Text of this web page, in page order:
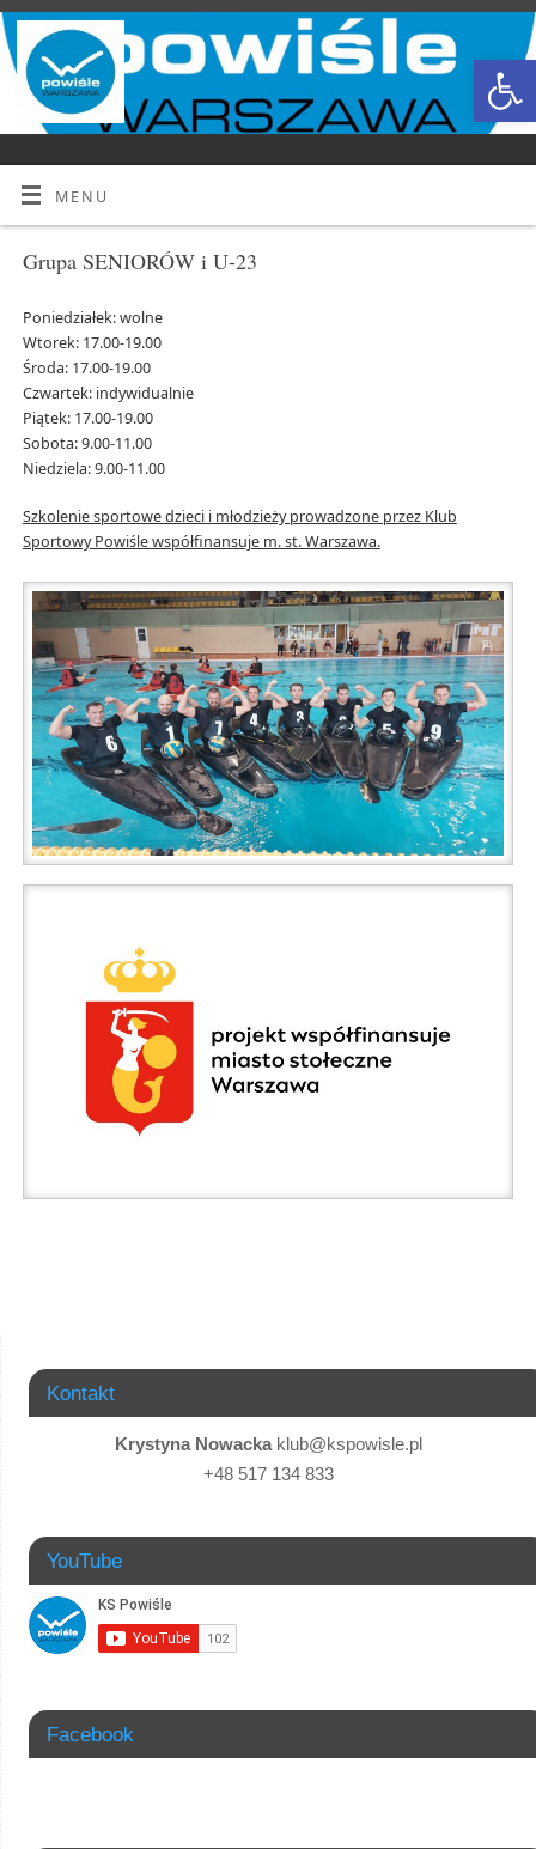
MENU
Grupa SENIORÓW i U-23
Poniedziałek: wolne
Wtorek: 17.00-19.00
Środa: 17.00-19.00
Czwartek: indywidualnie
Piątek: 17.00-19.00
Sobota: 9.00-11.00
Niedziela: 9.00-11.00
Szkolenie sportowe dzieci i młodzieży prowadzone przez Klub
Sportowy Powiśle współfinansuje m. st. Warszawa.
Kontakt
Krystyna Nowacka klub@kspowisle.pl
+48 517 134 833
YouTube
Facebook